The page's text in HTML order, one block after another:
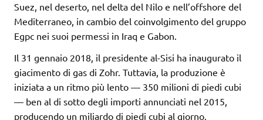
Suez, nel deserto, nel delta del Nilo e nell’offshore del
Mediterraneo, in cambio del coinvolgimento del gruppo
Egpc nei suoi permessi in Iraq e Gabon.
Il 31 gennaio 2018, il presidente al-Sisi ha inaugurato il
giacimento di gas di Zohr. Tuttavia, la produzione è
iniziata a un ritmo più lento — 350 milioni di piedi cubi
— ben al di sotto degli importi annunciati nel 2015,
producendo un miliardo di piedi cubi al giorno.